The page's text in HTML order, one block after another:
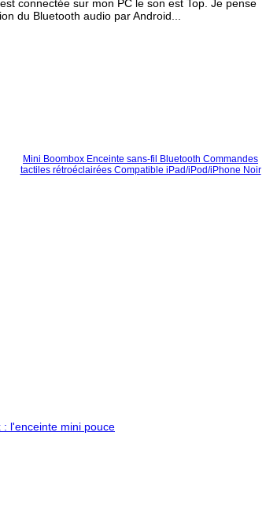
connectée sur mon PC le son est Top. Je pense
du Bluetooth audio par Android...
Mini Boombox Enceinte sans-fil Bluetooth Commandes
tactiles rétroéclairées Compatible iPad/iPod/iPhone Noir
: l'enceinte mini pouce